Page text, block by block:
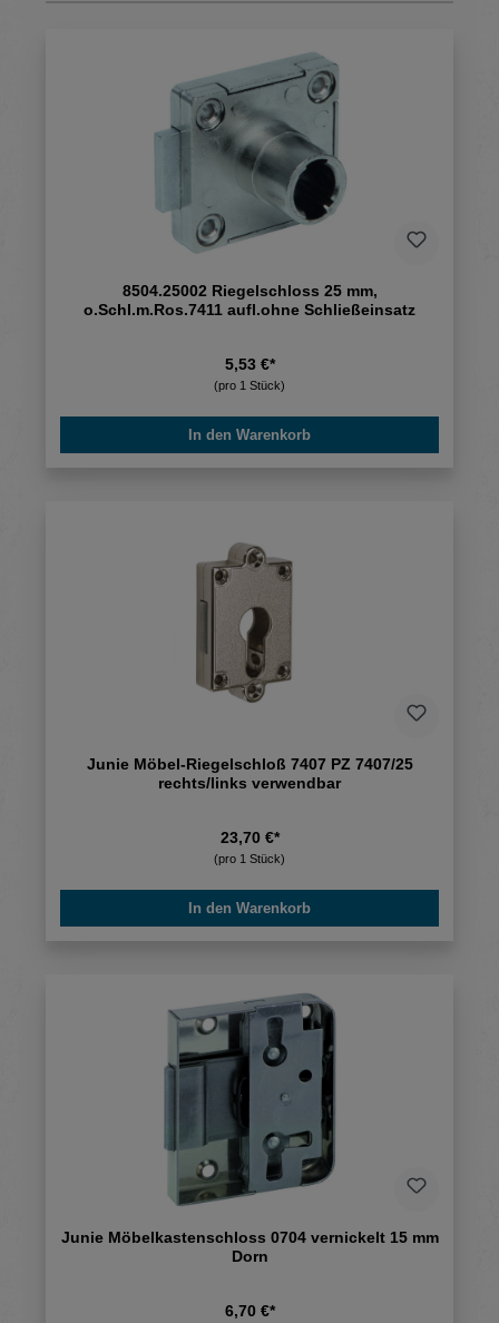
8504.25002 Riegelschloss 25 mm,
o.Schl.m.Ros.7411 aufl.ohne Schließeinsatz
5,53 €*
(pro 1 Stück)
In den Warenkorb
Junie Möbel-Riegelschloß 7407 PZ 7407/25
rechts/links verwendbar
23,70 €*
(pro 1 Stück)
In den Warenkorb
Junie Möbelkastenschloss 0704 vernickelt 15 mm
Dorn
6,70 €*